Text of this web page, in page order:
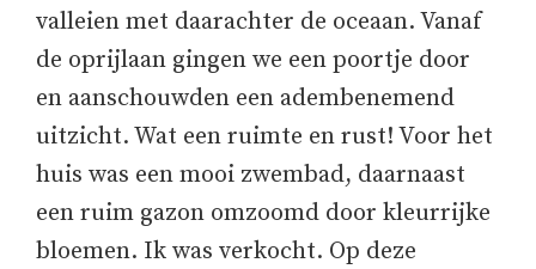
valleien met daarachter de oceaan. Vanaf
de oprijlaan gingen we een poortje door
en aanschouwden een adembenemend
uitzicht. Wat een ruimte en rust! Voor het
huis was een mooi zwembad, daarnaast
een ruim gazon omzoomd door kleurrijke
bloemen. Ik was verkocht. Op deze